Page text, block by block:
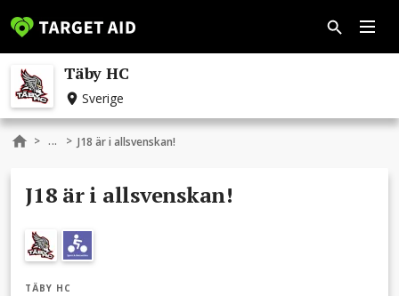
Täby HC
Sverige
> ... > J18 är i allsvenskan!
J18 är i allsvenskan!
TÄBY HC